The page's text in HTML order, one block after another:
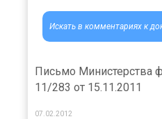
Письмо
11/283 от 15.11.2011
07.02.2012